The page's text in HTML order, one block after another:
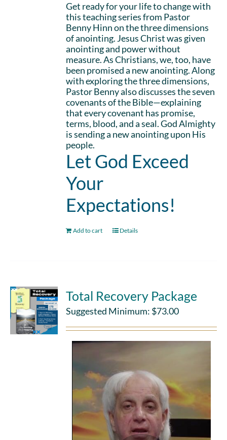
Get ready for your life to change with
this teaching series from Pastor
Benny Hinn on the three dimensions
of anointing. Jesus Christ was given
anointing and power without
measure. As Christians, we, too, have
been promised a new anointing. Along
with exploring the three dimensions,
Pastor Benny also discusses the seven
covenants of the Bible—explaining
that every covenant has promise,
terms, blood, and a seal. God Almighty
is sending a new anointing upon His
people.
Let God Exceed
Your
Expectations!
Add to cart Details
Total Recovery Package
Suggested Minimum: $73.00